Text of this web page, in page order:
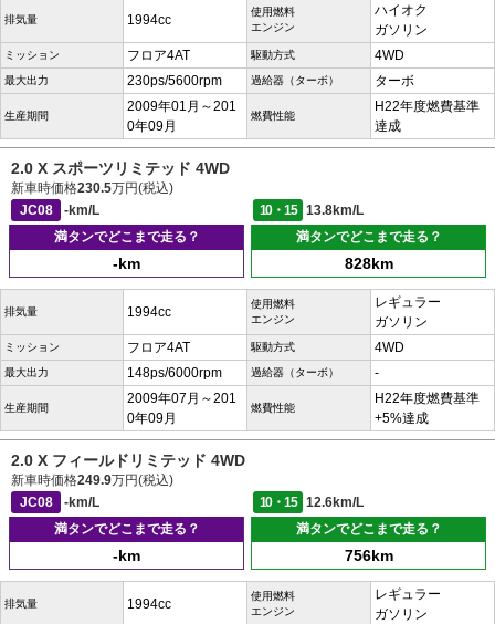
排気量 1994cc
使用燃料
エンジン
ハイオク
ガソリン
ミッション フロア4AT 駆動方式 4WD
最大出力 230ps/5600rpm 過給器（ターボ） ターボ
生産期間
2009年01月～201
0年09月
燃費性能
H22年度燃費基準
達成
2.0 X スポーツリミテッド 4WD
新車時価格230.5万円(税込)
JC08
-km/L 10・15
13.8km/L
満タンでどこまで走る？
-km
満タンでどこまで走る？
828km
排気量 1994cc
使用燃料
エンジン
レギュラー
ガソリン
ミッション フロア4AT 駆動方式 4WD
最大出力 148ps/6000rpm 過給器（ターボ） -
生産期間
2009年07月～201
0年09月
燃費性能
H22年度燃費基準
+5%達成
2.0 X フィールドリミテッド 4WD
新車時価格249.9万円(税込)
JC08
-km/L 10・15
12.6km/L
満タンでどこまで走る？
-km
満タンでどこまで走る？
756km
排気量 1994cc
使用燃料
エンジン
レギュラー
ガソリン